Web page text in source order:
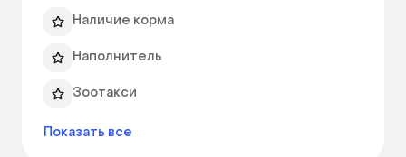
навязчивого внимания своих владельцев. По
Наличие корма
Наполнитель
Зоотакси
Показать все